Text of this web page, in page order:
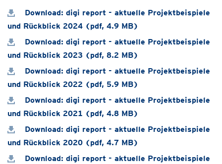
Download: digi report - aktuelle Projektbeispiele
und Rückblick 2024 (pdf, 4.9 MB)
Download: digi report - aktuelle Projektbeispiele
und Rückblick 2023 (pdf, 8.2 MB)
Download: digi report - aktuelle Projektbeispiele
und Rückblick 2022 (pdf, 5.9 MB)
Download: digi report - aktuelle Projektbeispiele
und Rückblick 2021 (pdf, 4.8 MB)
Download: digi report - aktuelle Projektbeispiele
und Rückblick 2020 (pdf, 4.7 MB)
Download: digi report - aktuelle Projektbeispiele